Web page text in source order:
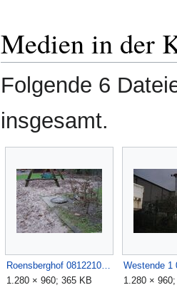
Medien in der
Folgende 6
insgesamt.
1.280 × 960; 365 KB
1.280 ×